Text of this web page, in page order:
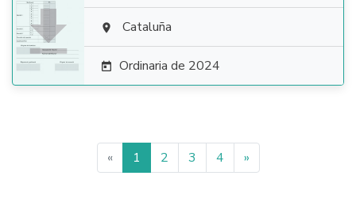
  Cataluña
 Ordinaria de 2024
« 1 2 3 4 »